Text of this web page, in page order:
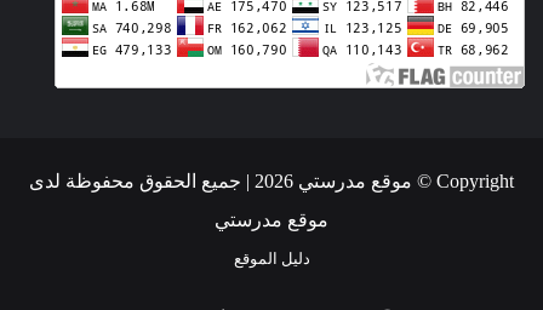
Copyright © موقع مدرستي 2026 | جميع الحقوق محفوظة لدى
موقع مدرستي
دليل الموقع